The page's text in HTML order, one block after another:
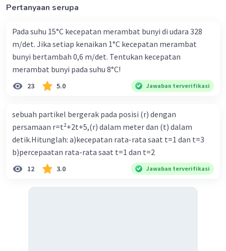
Pertanyaan serupa
Pada suhu 15°C kecepatan merambat bunyi di udara 328
m/det. Jika setiap kenaikan 1°C kecepatan merambat
bunyi bertambah 0,6 m/det. Tentukan kecepatan
merambat bunyi pada suhu 8°C!
23 5.0 Jawaban terverifikasi
sebuah partikel bergerak pada posisi (r) dengan
persamaan r=t²+2t+5,(r) dalam meter dan (t) dalam
detik.Hitunglah: a)kecepatan rata-rata saat t=1 dan t=3
b)percepaatan rata-rata saat t=1 dan t=2
12 3.0 Jawaban terverifikasi